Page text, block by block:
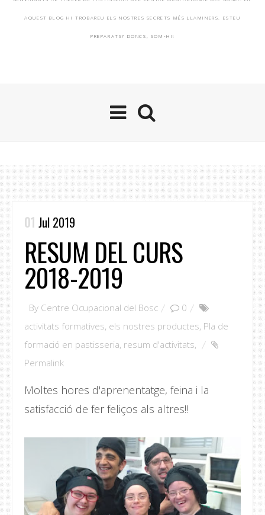
AQUEST BLOG HI TROBAREU ELS NOSTRES SECRETS MÉS LLAMINERS. ESTEU
PREPARATS? DONCS, SOM-HI!
01 Jul 2019
RESUM DEL CURS
2018-2019
By Centre Ocupacional del Bosc
0
activitats formatives, els nostres productes, Pla de
formació en pastisseria, resum d'activitats,
Permalink
Moltes hores d'aprenentatge, feina i la
satisfacció de fer feliços als altres!!